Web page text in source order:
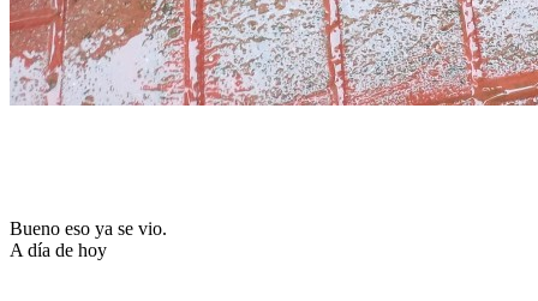
Bueno eso ya se vio.
A día de hoy